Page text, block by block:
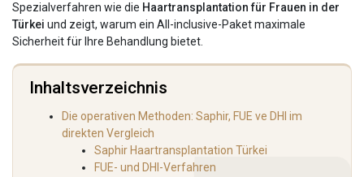
Spezialverfahren wie die Haartransplantation für Frauen in der
Türkei und zeigt, warum ein All-inclusive-Paket maximale
Sicherheit für Ihre Behandlung bietet.
Inhaltsverzeichnis
Die operativen Methoden: Saphir, FUE ve DHI im
direkten Vergleich
Saphir Haartransplantation Türkei
FUE- und DHI-Verfahren